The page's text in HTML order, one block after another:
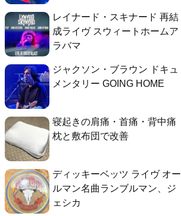
レイナード・スキナード 再結
成ライヴ スウィートホームア
ラバマ
ジャクソン・ブラウン ドキュ
メンタリー GOING HOME
寝起きの肩痛・首痛・背中痛
枕と敷布団で改善
ディッキーベッツ ライヴ オー
ルマン名曲ランブルマン、ジ
ェシカ